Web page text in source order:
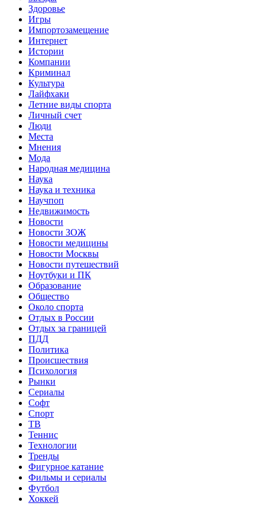
Здоровье
Игры
Импортозамещение
Интернет
Истории
Компании
Криминал
Культура
Лайфхаки
Летние виды спорта
Личный счет
Люди
Места
Мнения
Мода
Народная медицина
Наука
Наука и техника
Научпоп
Недвижимость
Новости
Новости ЗОЖ
Новости медицины
Новости Москвы
Новости путешествий
Ноутбуки и ПК
Образование
Общество
Около спорта
Отдых в России
Отдых за границей
ПДД
Политика
Происшествия
Психология
Рынки
Сериалы
Софт
Спорт
ТВ
Теннис
Технологии
Тренды
Фигурное катание
Фильмы и сериалы
Футбол
Хоккей